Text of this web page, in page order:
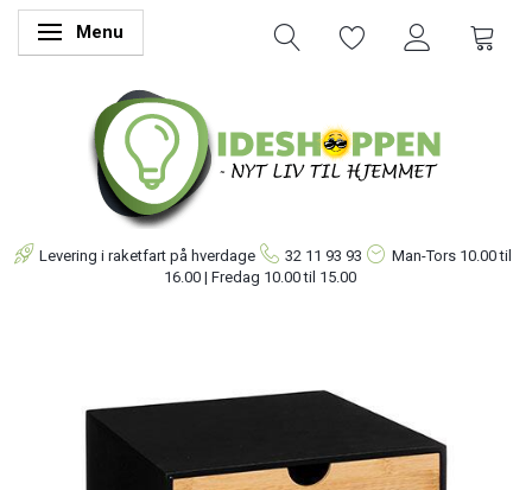
Skifte navigation
Menu
Levering i raketfart på hverdage 32 11 93 93 Man-Tors 10.00 til
16.00 | Fredag 10.00 til 15.00